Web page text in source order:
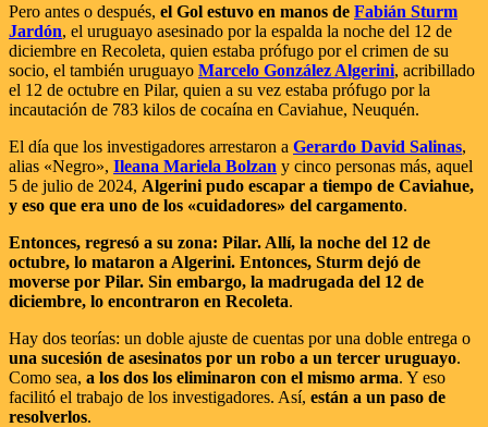
Pero antes o después, el Gol estuvo en manos de Fabián Sturm
Jardón, el uruguayo asesinado por la espalda la noche del 12 de
diciembre en Recoleta, quien estaba prófugo por el crimen de su
socio, el también uruguayo Marcelo González Algerini, acribillado
el 12 de octubre en Pilar, quien a su vez estaba prófugo por la
incautación de 783 kilos de cocaína en Caviahue, Neuquén.
El día que los investigadores arrestaron a Gerardo David Salinas,
alias «Negro», Ileana Mariela Bolzan y cinco personas más, aquel
5 de julio de 2024, Algerini pudo escapar a tiempo de Caviahue,
y eso que era uno de los «cuidadores» del cargamento.
Entonces, regresó a su zona: Pilar. Allí, la noche del 12 de
octubre, lo mataron a Algerini. Entonces, Sturm dejó de
moverse por Pilar. Sin embargo, la madrugada del 12 de
diciembre, lo encontraron en Recoleta.
Hay dos teorías: un doble ajuste de cuentas por una doble entrega o
una sucesión de asesinatos por un robo a un tercer uruguayo.
Como sea, a los dos los eliminaron con el mismo arma. Y eso
facilitó el trabajo de los investigadores. Así, están a un paso de
resolverlos.